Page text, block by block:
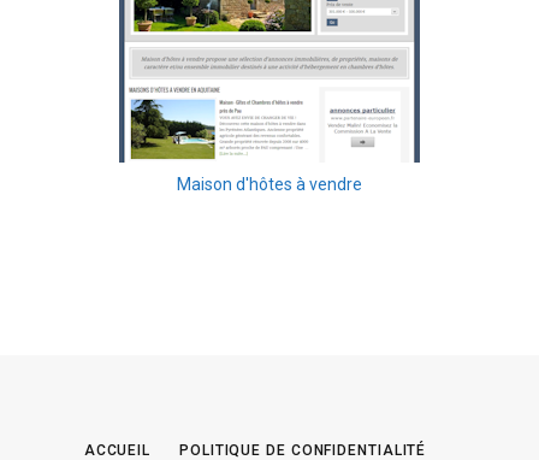
Maison d'hôtes à vendre
ACCUEIL POLITIQUE DE CONFIDENTIALITÉ